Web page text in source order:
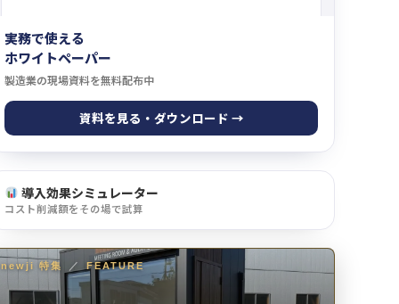
実務で使える
ホワイトペーパー
製造業の現場資料を無料配布中
資料を見る・ダウンロード →
導入効果シミュレーター
コスト削減額をその場で試算
newji 特集 ／ FEATURE